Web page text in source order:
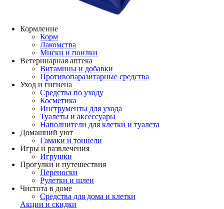
Кормление
Корм
Лакомства
Миски и поилки
Ветеринарная аптека
Витамины и добавки
Противопаразитарные средства
Уход и гигиена
Средства по уходу
Косметика
Инструменты для ухода
Туалеты и аксессуары
Наполнители для клетки и туалета
Домашний уют
Гамаки и тоннели
Игры и развлечения
Игрушки
Прогулки и путешествия
Переноски
Рулетки и шлеи
Чистота в доме
Средства для дома и клетки
Акции и скидки